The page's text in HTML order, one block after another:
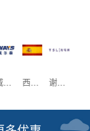
西班牙驻广州领事馆 谢瑞麟珠宝